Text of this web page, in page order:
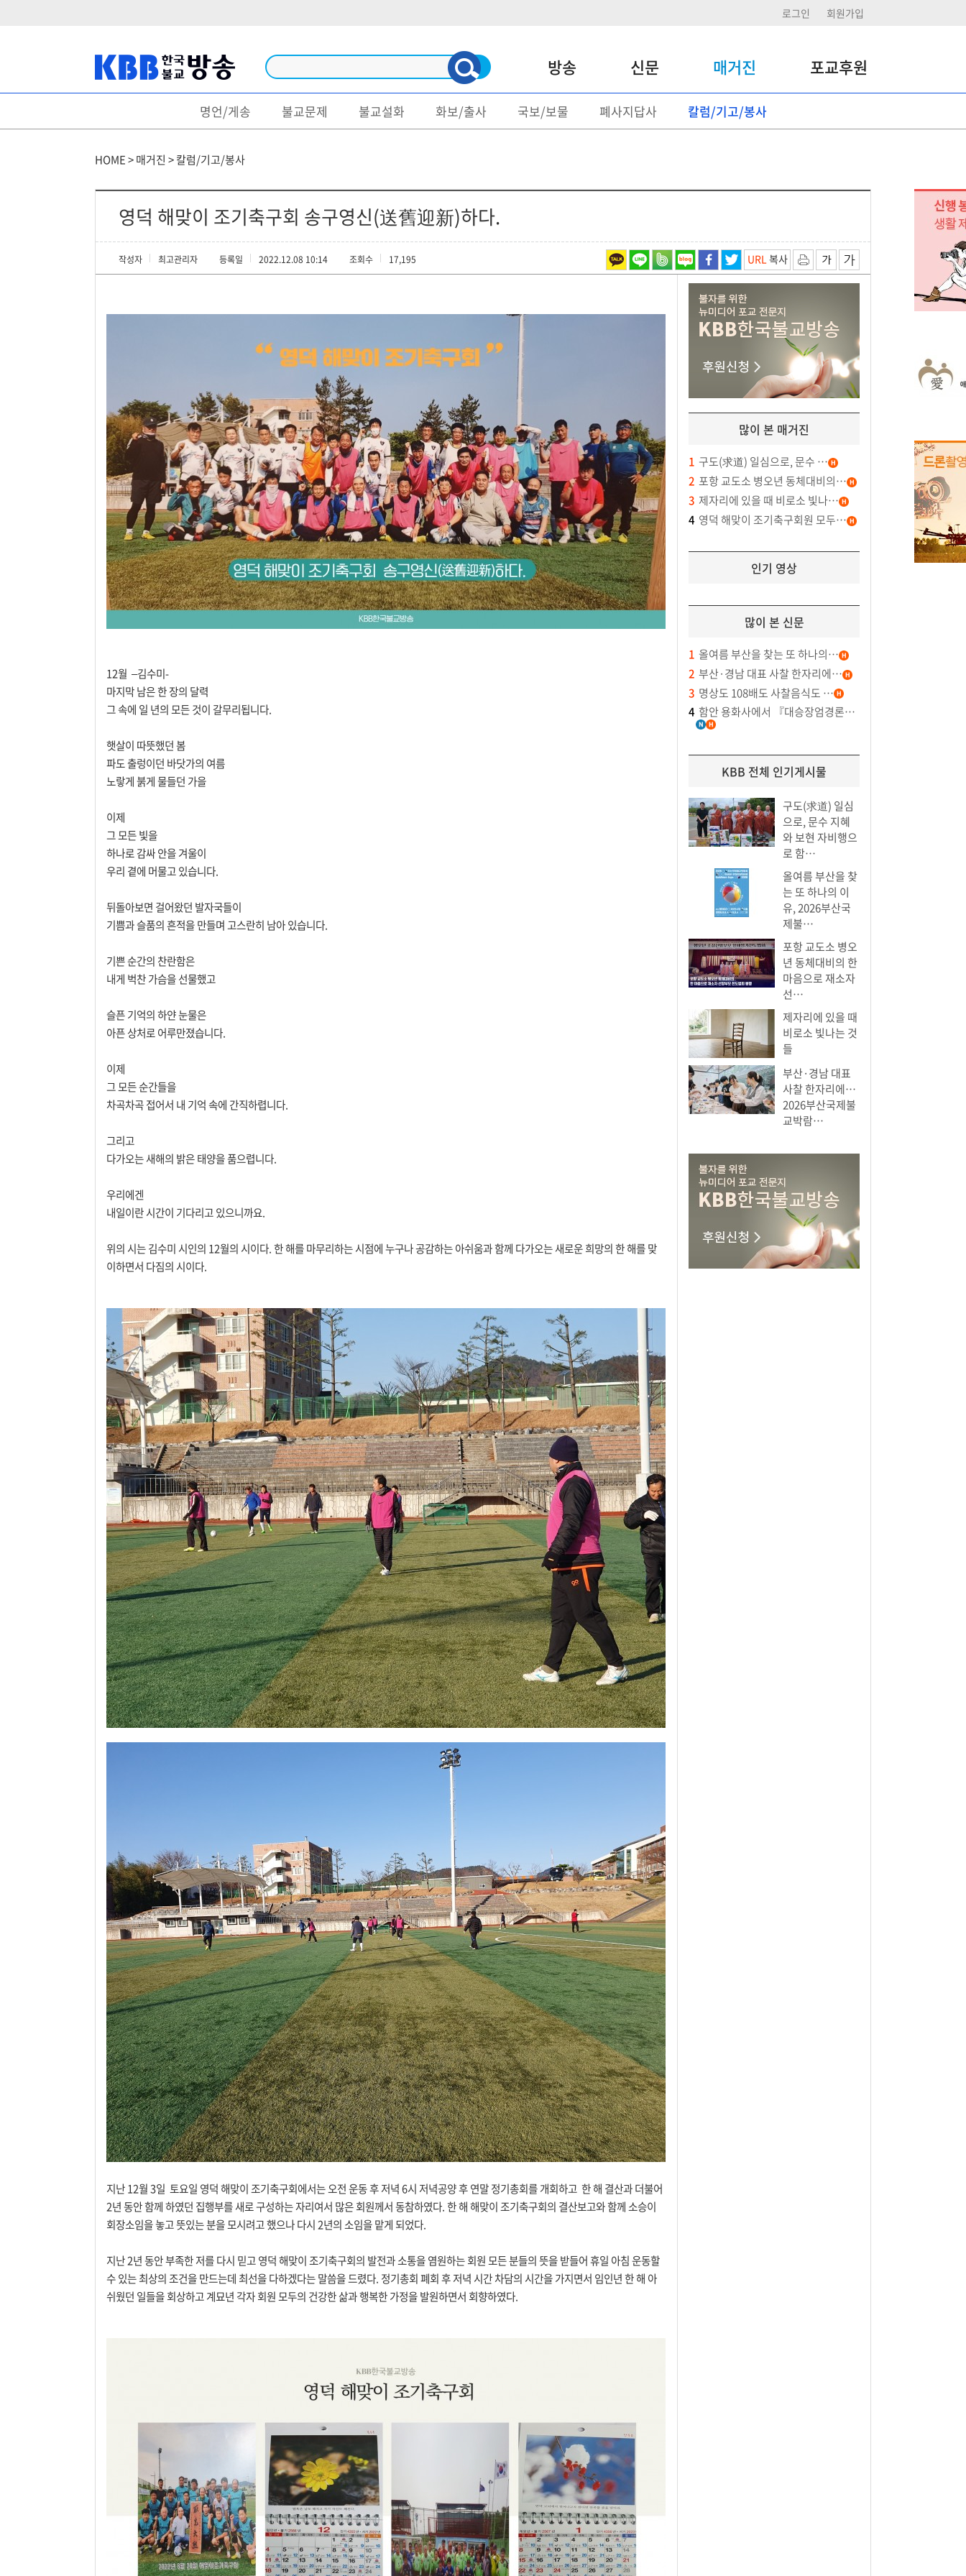
로그인 회원가입
방송 신문 매거진 포교후원
방송
법문/강좌
특집/다큐
불경/독송
생활불교
홍보/제작
신문
정치
지역소식
종교
매거진
화보/출사
국보/보물
포교후원
명언/게송 불교문제 불교설화 화보/출사 국보/보물 폐사지답사 칼럼/기고/봉사
HOME > 매거진 > 칼럼/기고/봉사
영덕 해맞이 조기축구회 송구영신(送舊迎新)하다.
작성자 최고관리자 등록일 2022.12.08 10:14 조회수 17,195 URL 복사
12월 –김수미-
마지막 남은 한 장의 달력
그 속에 일 년의 모든 것이 갈무리됩니다.
햇살이 따뜻했던 봄
파도 출렁이던 바닷가의 여름
노랗게 붉게 물들던 가을
이제
그 모든 빛을
하나로 감싸 안을 겨울이
우리 곁에 머물고 있습니다.
뒤돌아보면 걸어왔던 발자국들이
기쁨과 슬품의 흔적을 만들며 고스란히 남아 있습니다.
기쁜 순간의 찬란함은
내게 벅찬 가슴을 선물했고
슬픈 기억의 하얀 눈물은
아픈 상처로 어루만졌습니다.
이제
그 모든 순간들을
차곡차곡 접어서 내 기억 속에 간직하렵니다.
그리고
다가오는 새해의 밝은 태양을 품으렵니다.
우리에겐
내일이란 시간이 기다리고 있으니까요.
위의 시는 김수미 시인의 12월의 시이다. 한 해를 마무리하는 시점에 누구나 공감하는 아쉬움과 함께 다가오는 새로운 희망의 한 해를 맞
이하면서 다짐의 시이다.
지난 12월 3일 토요일 영덕 해맞이 조기축구회에서는 오전 운동 후 저녁 6시 저녁공양 후 연말 정기총회를 개회하고 한 해 결산과 더불어
2년 동안 함께 하였던 집행부를 새로 구성하는 자리여서 많은 회원께서 동참하였다. 한 해 해맞이 조기축구회의 결산보고와 함께 소승이
회장소임을 놓고 뜻있는 분을 모시려고 했으나 다시 2년의 소임을 맡게 되었다.
지난 2년 동안 부족한 저를 다시 믿고 영덕 해맞이 조기축구회의 발전과 소통을 염원하는 회원 모든 분들의 뜻을 받들어 휴일 아침 운동할
수 있는 최상의 조건을 만드는데 최선을 다하겠다는 말씀을 드렸다. 정기총회 폐회 후 저녁 시간 차담의 시간을 가지면서 임인년 한 해 아
쉬웠던 일들을 회상하고 계묘년 각자 회원 모두의 건강한 삶과 행복한 가정을 발원하면서 회향하였다.
많이 본 매거진
1 구도(求道) 일심으로, 문수 …
2 포항 교도소 병오년 동체대비의…
3 제자리에 있을 때 비로소 빛나…
4 영덕 해맞이 조기축구회원 모두…
인기 영상
많이 본 신문
1 올여름 부산을 찾는 또 하나의…
2 부산·경남 대표 사찰 한자리에…
3 명상도 108배도 사찰음식도 …
4 함안 용화사에서 『대승장엄경론…
KBB 전체 인기게시물
구도(求道) 일심
으로, 문수 지혜
와 보현 자비행으
로 함…
올여름 부산을 찾
는 또 하나의 이
유, 2026부산국
제불…
포항 교도소 병오
년 동체대비의 한
마음으로 재소자
선…
제자리에 있을 때
비로소 빛나는 것
들
부산·경남 대표
사찰 한자리에…
2026부산국제불
교박람…